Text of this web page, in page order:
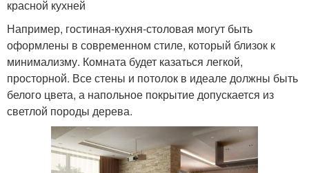
красной кухней
Например, гостиная-кухня-столовая могут быть
оформлены в современном стиле, который близок к
минимализму. Комната будет казаться легкой,
просторной. Все стены и потолок в идеале должны быть
белого цвета, а напольное покрытие допускается из
светлой породы дерева.